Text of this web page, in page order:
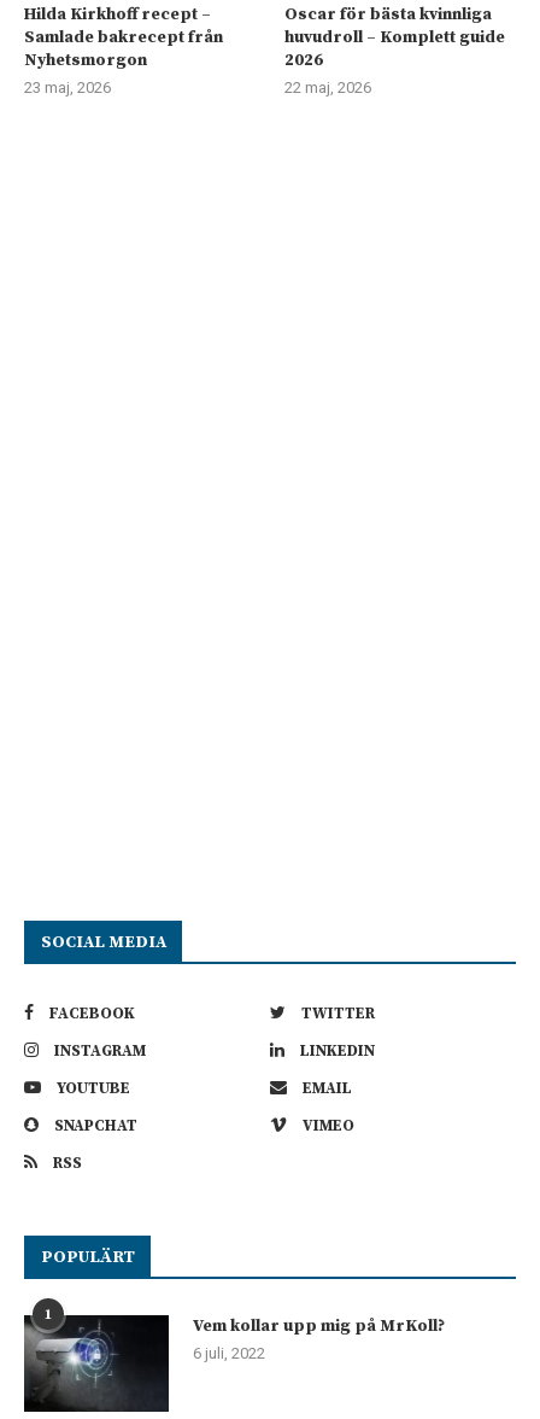
Hilda Kirkhoff recept –
Samlade bakrecept från
Nyhetsmorgon
23 maj, 2026
Oscar för bästa kvinnliga
huvudroll – Komplett guide
2026
22 maj, 2026
SOCIAL MEDIA
FACEBOOK
TWITTER
INSTAGRAM
LINKEDIN
YOUTUBE
EMAIL
SNAPCHAT
VIMEO
RSS
POPULÄRT
1 Vem kollar upp mig på MrKoll?
6 juli, 2022